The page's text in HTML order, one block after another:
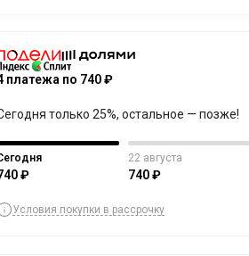
платежа по 740 ₽
только 25%, остальное — позже!
₽
22 августа
740 ₽
Условия покупки в рассрочку